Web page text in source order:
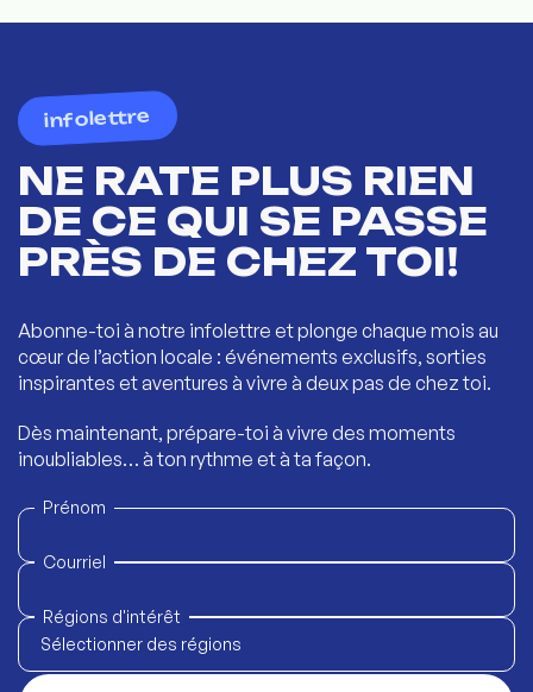
infolettre
NE RATE PLUS RIEN
DE CE QUI SE PASSE
PRÈS DE CHEZ TOI!
Abonne-toi à notre infolettre et plonge chaque mois au
cœur de l’action locale : événements exclusifs, sorties
inspirantes et aventures à vivre à deux pas de chez toi.
Dès maintenant, prépare-toi à vivre des moments
inoubliables… à ton rythme et à ta façon.
Prénom
Courriel
Régions d'intérêt
Sélectionner des régions